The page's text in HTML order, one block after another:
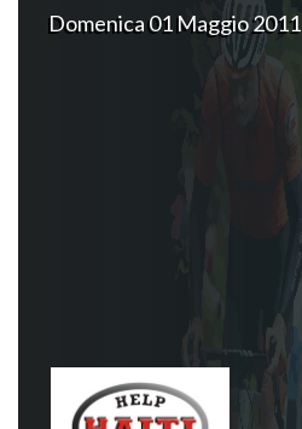
Domenica 01 Maggio 2011